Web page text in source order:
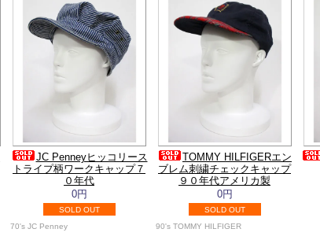
JC Penneyヒッコリース
トライプ柄ワークキャップ７
０年代
0円
SOLD OUT
70's JC Penney
TOMMY HILFIGERエン
ブレム刺繍チェックキャップ
９０年代アメリカ製
0円
SOLD OUT
90's TOMMY HILFIGER